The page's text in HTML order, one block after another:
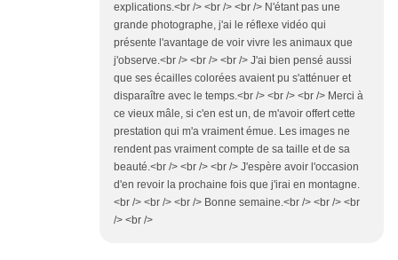
explications.<br /> <br /> <br /> N'étant pas une
grande photographe, j'ai le réflexe vidéo qui
présente l'avantage de voir vivre les animaux que
j'observe.<br /> <br /> <br /> J'ai bien pensé aussi
que ses écailles colorées avaient pu s'atténuer et
disparaître avec le temps.<br /> <br /> <br /> Merci à
ce vieux mâle, si c'en est un, de m'avoir offert cette
prestation qui m'a vraiment émue. Les images ne
rendent pas vraiment compte de sa taille et de sa
beauté.<br /> <br /> <br /> J'espère avoir l'occasion
d'en revoir la prochaine fois que j'irai en montagne.
<br /> <br /> <br /> Bonne semaine.<br /> <br /> <br
/> <br />